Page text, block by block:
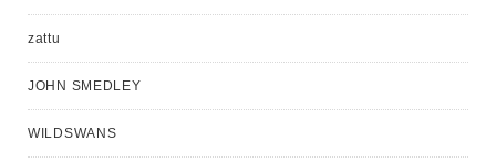
zattu
JOHN SMEDLEY
WILDSWANS